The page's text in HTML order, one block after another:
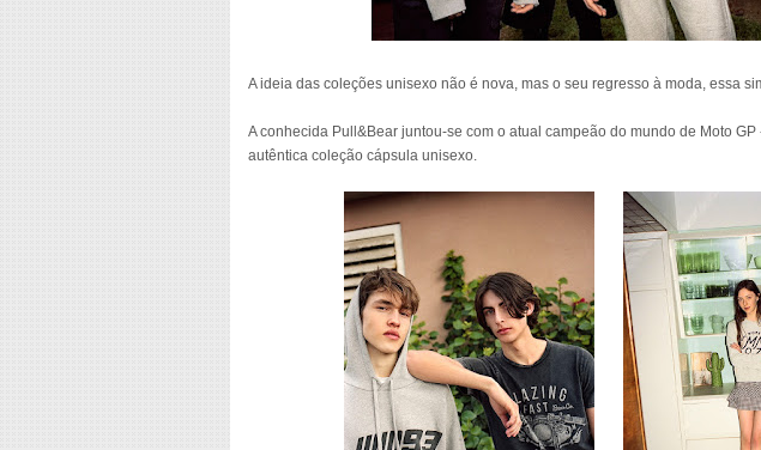
A ideia das coleções unisexo não é nova, mas o seu regresso à moda, essa
A conhecida Pull&Bear juntou-se com o atual campeão do mundo de Moto
autêntica coleção cápsula unisexo.